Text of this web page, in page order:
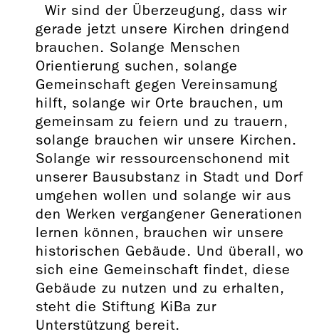
Wir sind der Überzeugung, dass wir
gerade jetzt unsere Kirchen dringend
brauchen. Solange Menschen
Orientierung suchen, solange
Gemeinschaft gegen Vereinsamung
hilft, solange wir Orte brauchen, um
gemeinsam zu feiern und zu trauern,
solange brauchen wir unsere Kirchen.
Solange wir ressourcenschonend mit
unserer Bausubstanz in Stadt und Dorf
umgehen wollen und solange wir aus
den Werken vergangener Generationen
lernen können, brauchen wir unsere
historischen Gebäude. Und überall, wo
sich eine Gemeinschaft findet, diese
Gebäude zu nutzen und zu erhalten,
steht die Stiftung KiBa zur
Unterstützung bereit.